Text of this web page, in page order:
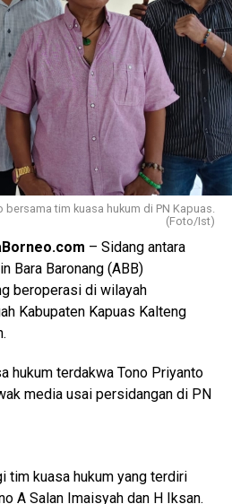
bersama tim kuasa hukum di PN Kapuas.
(Foto/Ist)
– Sidang antara
Bara Baronang (ABB)
beroperasi di wilayah
Kabupaten Kapuas Kalteng
hukum terdakwa Tono Priyanto
media usai persidangan di PN
tim kuasa hukum yang terdiri
A Salan Imaisyah dan H Iksan.